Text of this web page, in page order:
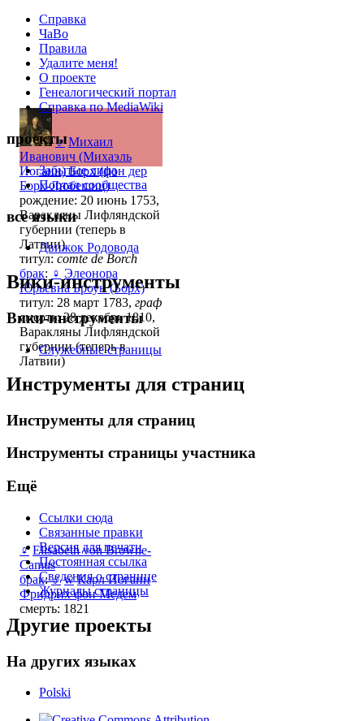
♂ Михаил
Иванович (Михаэль
Иоганн) Борх (фон дер
Борх-Любешиц)
рождение: 20 июнь 1753,
Варакляны Лифляндской
губернии (теперь в
Латвии)
титул: comte de Borch
брак: ♀ Элеонора
Юрьевна Броун (Борх)
титул: 28 март 1783, граф
смерть: 28 декабрь 1810,
Варакляны Лифляндской
губернии (теперь в
Латвии)
♀ Elisabeth von Browne-
Camus
брак:♂ w Карл Иоганн
Фридрих фон Медем
смерть: 1821
Справка
ЧаВо
Правила
Удалите меня!
О проекте
Генеалогический портал
Справка по MediaWiki
проекты
Забытые лица
Портал сообщества
все языки
Движок Родовода
Вики-инструменты
Вики-инструменты
Служебные страницы
Инструменты для страниц
Инструменты для страниц
Инструменты страницы участника
Ещё
Ссылки сюда
Связанные правки
Версия для печати
Постоянная ссылка
Сведения о странице
Журналы страницы
Другие проекты
На других языках
Polski